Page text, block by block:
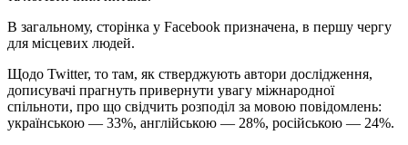
В загальному, сторінка у Facebook призначена, в першу чергу
для місцевих людей.
Щодо Twitter, то там, як стверджують автори дослідження,
дописувачі прагнуть привернути увагу міжнародної
спільноти, про що свідчить розподіл за мовою повідомлень:
українською — 33%, англійською — 28%, російською — 24%.